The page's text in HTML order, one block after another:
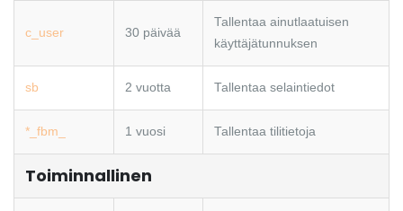
c_user 30 päivää
Tallentaa ainutlaatuisen
käyttäjätunnuksen
sb 2 vuotta Tallentaa selaintiedot
*_fbm_ 1 vuosi Tallentaa tilitietoja
Toiminnallinen